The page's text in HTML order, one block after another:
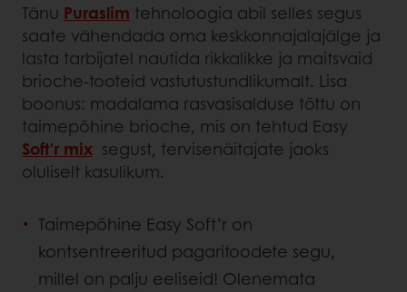
Tänu Puraslim tehnoloogia abil selles segus
saate vähendada oma keskkonnajalajälge ja
lasta tarbijatel nautida rikkalikke ja maitsvaid
brioche-tooteid vastutustundlikumalt. Lisa
boonus: madalama rasvasisalduse tõttu on
taimepõhine brioche, mis on tehtud Easy
Soft’r mix segust, tervisenäitajate jaoks
oluliselt kasulikum.
Taimepõhine Easy Soft’r on
kontsentreeritud pagaritoodete segu,
millel on palju eeliseid! Olenemata